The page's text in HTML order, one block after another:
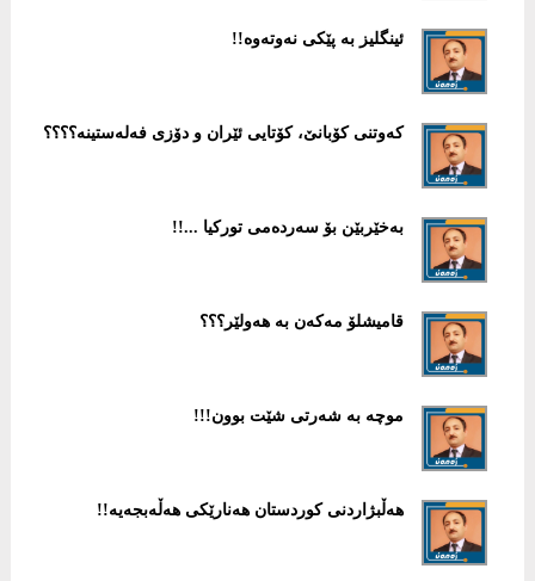
ئینگلیز بە پێكی نەوتەوە!!
كەوتنی كۆبانێ، كۆتایی ئێران و دۆزی فەلەستینە؟؟؟؟
به‌خێربێن بۆ سه‌رده‌می توركیا ...!!
قامیشلۆ مەكەن بە هەولێر؟؟؟
موچە بە شەرتی شێت بوون!!!
هەڵبژاردنی كوردستان هەنارێكی هەڵەبجەیە!!